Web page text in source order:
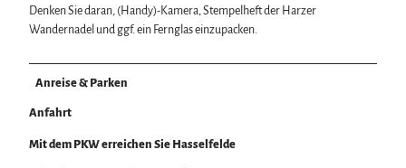
Denken Sie daran, (Handy)-Kamera, Stempelheft der Harzer
Wandernadel und ggf. ein Fernglas einzupacken.
Anreise & Parken
Anfahrt
Mit dem PKW erreichen Sie Hasselfelde